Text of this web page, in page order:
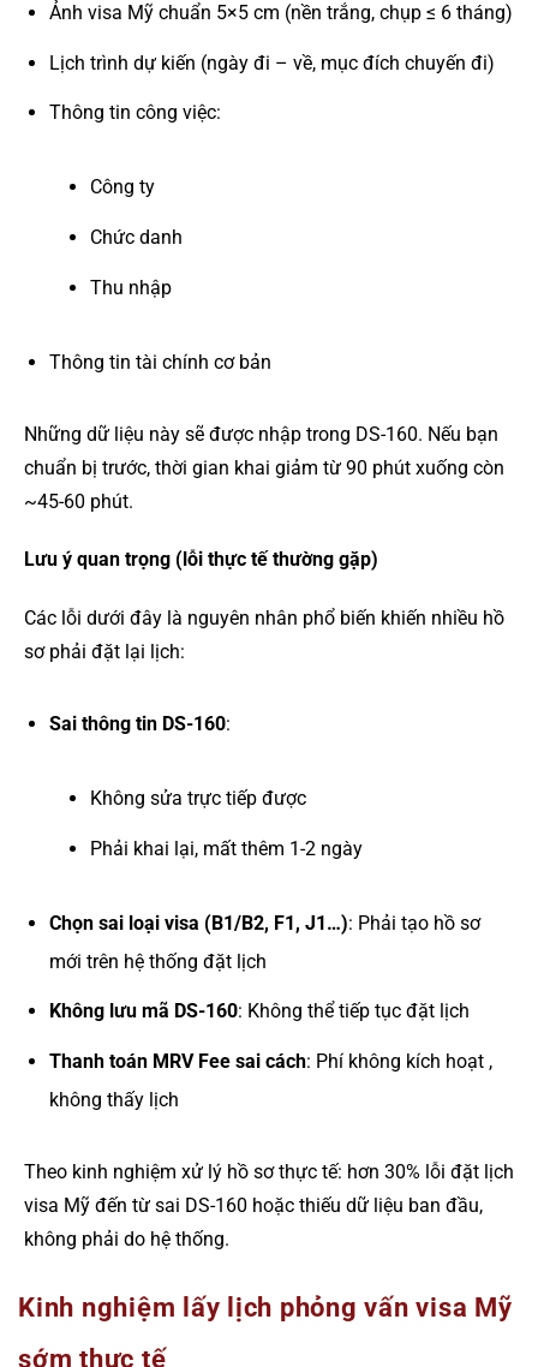
Ảnh visa Mỹ chuẩn 5×5 cm (nền trắng, chụp ≤ 6 tháng)
Lịch trình dự kiến (ngày đi – về, mục đích chuyến đi)
Thông tin công việc:
Công ty
Chức danh
Thu nhập
Thông tin tài chính cơ bản
Những dữ liệu này sẽ được nhập trong DS-160. Nếu bạn
chuẩn bị trước, thời gian khai giảm từ 90 phút xuống còn
~45-60 phút.
Lưu ý quan trọng (lỗi thực tế thường gặp)
Các lỗi dưới đây là nguyên nhân phổ biến khiến nhiều hồ
sơ phải đặt lại lịch:
Sai thông tin DS-160:
Không sửa trực tiếp được
Phải khai lại, mất thêm 1-2 ngày
Chọn sai loại visa (B1/B2, F1, J1…): Phải tạo hồ sơ
mới trên hệ thống đặt lịch
Không lưu mã DS-160: Không thể tiếp tục đặt lịch
Thanh toán MRV Fee sai cách: Phí không kích hoạt ,
không thấy lịch
Theo kinh nghiệm xử lý hồ sơ thực tế: hơn 30% lỗi đặt lịch
visa Mỹ đến từ sai DS-160 hoặc thiếu dữ liệu ban đầu,
không phải do hệ thống.
Kinh nghiệm lấy lịch phỏng vấn visa Mỹ
sớm thực tế